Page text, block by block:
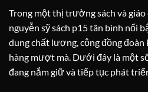
Trong một thị trường sách và
nguyễn sỹ sách p15 tân bình nổi
dung chất lượng, cộng đồng
hàng mượt mà. Dưới đây là một
đang nắm giữ và tiếp tục phát